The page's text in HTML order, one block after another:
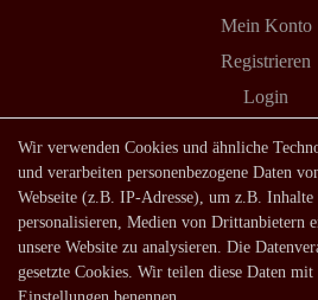
Mein Konto
Registrieren
Login
Shop
Lagerverkauf
Zahlungsarten
Versandarten und -
Wir verwenden Cookies und ähnliche
und verarbeiten personenbezogene Daten
Webseite (z.B. IP-Adresse), um z.B. Inhalte
personalisieren, Medien von Drittanbietern
unsere Website zu analysieren. Die
gesetzte Cookies. Wir teilen diese Daten